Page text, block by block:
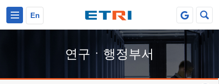
En
연구ㆍ행정부서